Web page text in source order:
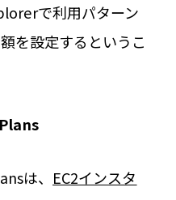
で利用パターン
を設定するというこ
は、 EC2インスタ